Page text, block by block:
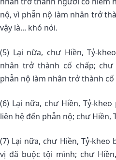
nộ, vì phẫn nộ làm nhân trở
vậy là... khó nói.
(5) Lại nữa, chư Hiền, Tỷ-
nhân trở thành cố chấp; chư
phẫn nộ làm nhân trở thành cố
(6) Lại nữa, chư Hiền, Tỷ-
liên hệ đến phẫn nộ; chư Hiền,
(7) Lại nữa, chư Hiền, Tỷ-
vị đã buộc tội mình; chư